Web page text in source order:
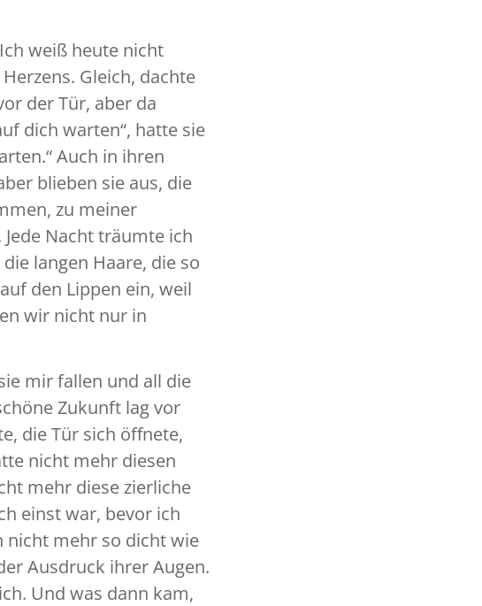
weiß heute nicht
Gleich, dachte
der Tür, aber da
dich warten“, hatte sie
Auch in ihren
blieben sie aus, die
zu meiner
Nacht träumte ich
langen Haare, die so
den Lippen ein, weil
wir nicht nur in
mir fallen und all die
Zukunft lag vor
die Tür sich öffnete,
nicht mehr diesen
mehr diese zierliche
einst war, bevor ich
nicht mehr so dicht wie
Ausdruck ihrer Augen.
Und was dann kam,